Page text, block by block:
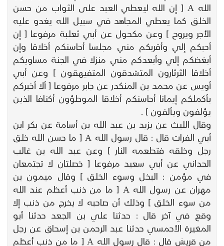
الله A [ إن الله ليعطي العبد على الثواب من حسن
الخلق كما يعطي المجاهد في سبيل الله يغدو عليه
الأجر ويروح ] وعن مكحول عن أبي ثعلبة مرفوعا [ إن
أحبكم إلي وأقربكم مني مجلسا أحاسنكم أخلاقا وإن
أبغضكم إلي وأبعدكم مني منزلا في الجنة مساويكم
أخلاقا الثرثارون المتشدقون المتفيهقون ] وعن أبي
أويس عن محمد بن المنكدر عن جابر مرفوعا [ ألا أخبركم
بأكملكم إيمانا أحاسنكم أخلاقا الموطؤون أكنافا الذين
يؤلفون ويألفون ] .
وقال الليث عن يزيد بن عبد الله بن أسامة عن بكر ابن
أبي الفرات قال : قال رسول الله A [ ما حسن الله خلق
رجل وخلقه فتطعمه النار ] وعن عبد الله بن غالب
الحداني عن أبي سعيد مرفوعا [ خصلتان لا تجتمعان
في مؤمن : البخل وسوء الخلق ] وقال ميمون بن
مهران عن رسول الله A [ ما من ذنب أعظم عند الله
من سوء الخلق ] وذلك أن صاحبه لا يخرج من ذنب إلا
وقع في آخر قال : حدثنا علي بن الجعد حدثنا أبو
المغيرة الأحمسي حدثنا عبد الرحمن بن إسحاق عن رجل
من قريش قال : قال رسول الله A [ ما من ذنب أعظم